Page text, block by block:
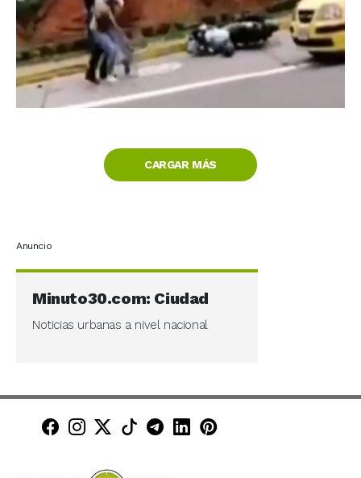
CARGAR MÁS
Anuncio
Minuto30.com: Ciudad
Noticias urbanas a nivel nacional
Minuto30 en Facebook
Minuto30 en Instagram
Minuto30 en X (Twitter)
Minuto30 en TikTok
Canal de Minuto30 en
Minuto30 en LinkedIn
Minuto30 en